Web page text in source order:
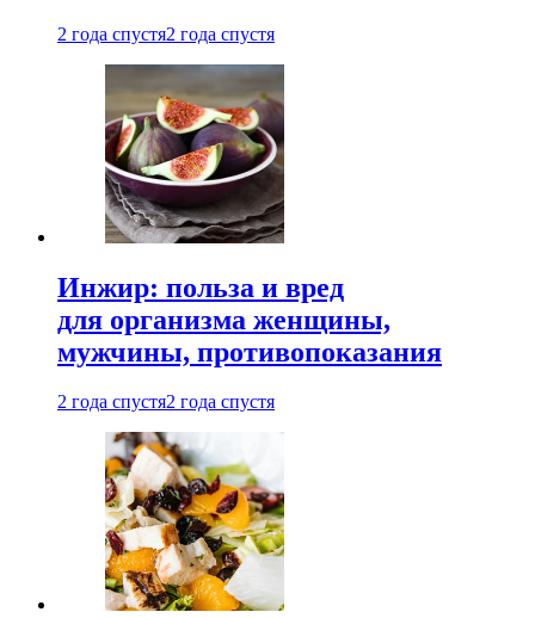
2 года спустя2 года спустя
Инжир: польза и вред
для организма женщины,
мужчины, противопоказания
2 года спустя2 года спустя